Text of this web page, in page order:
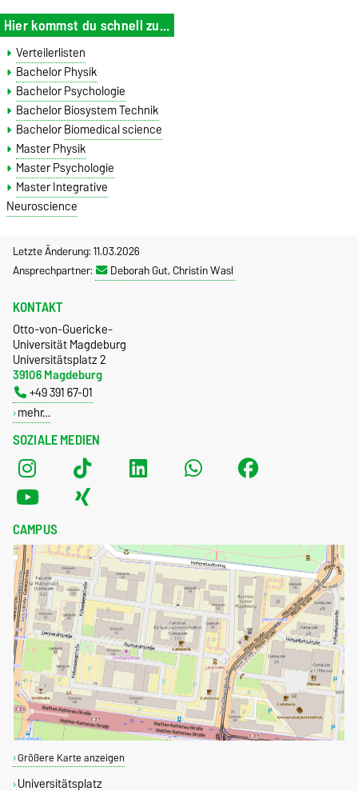
Hier kommst du schnell zu...
Verteilerlisten
Bachelor Physik
Bachelor Psychologie
Bachelor Biosystem Technik
BachelorBiomedical science
Master Physik
Master Psychologie
Master Integrative
Neuroscience
Letzte Änderung: 11.03.2026
Ansprechpartner:
Deborah Gut, Christin Wasl
SOZIALE MEDIEN
KONTAKT
Otto-von-Guericke-
Universität Magdeburg
Universitätsplatz 2
39106 Magdeburg
+49 391 67-01
mehr…
CAMPUS
Größere Karte anzeigen
Universitätsplatz